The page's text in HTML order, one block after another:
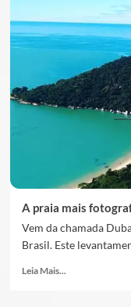
A praia mais
Vem da chamada
Brasil. Este
Leia Mais...